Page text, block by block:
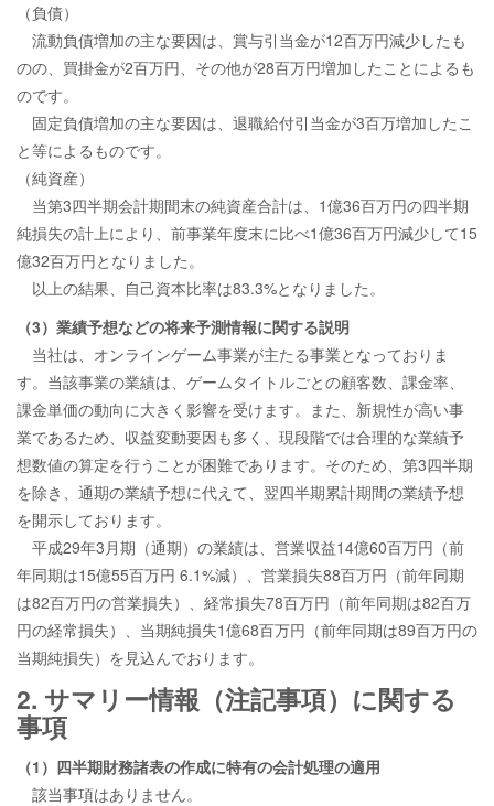
（負債）
流動負債増加の主な要因は、賞与引当金が12百万円減少したも
のの、買掛金が2百万円、その他が28百万円増加したことによるも
のです。
固定負債増加の主な要因は、退職給付引当金が3百万増加したこ
と等によるものです。
（純資産）
当第3四半期会計期間末の純資産合計は、1億36百万円の四半期
純損失の計上により、前事業年度末に比べ1億36百万円減少して15
億32百万円となりました。
以上の結果、自己資本比率は83.3%となりました。
（3）業績予想などの将来予測情報に関する説明
当社は、オンラインゲーム事業が主たる事業となっておりま
す。当該事業の業績は、ゲームタイトルごとの顧客数、課金率、
課金単価の動向に大きく影響を受けます。また、新規性が高い事
業であるため、収益変動要因も多く、現段階では合理的な業績予
想数値の算定を行うことが困難であります。そのため、第3四半期
を除き、通期の業績予想に代えて、翌四半期累計期間の業績予想
を開示しております。
平成29年3月期（通期）の業績は、営業収益14億60百万円（前
年同期は15億55百万円 6.1%減）、営業損失88百万円（前年同期
は82百万円の営業損失）、経常損失78百万円（前年同期は82百万
円の経常損失）、当期純損失1億68百万円（前年同期は89百万円の
当期純損失）を見込んでおります。
2. サマリー情報（注記事項）に関する
事項
（1）四半期財務諸表の作成に特有の会計処理の適用
該当事項はありません。